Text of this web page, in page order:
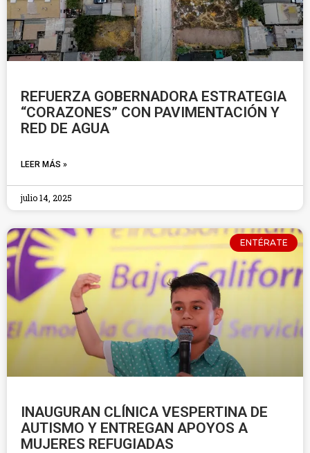
REFUERZA GOBERNADORA ESTRATEGIA
“CORAZONES” CON PAVIMENTACIÓN Y
RED DE AGUA
LEER MÁS »
julio 14, 2025
ENTÉRATE
INAUGURAN CLÍNICA VESPERTINA DE
AUTISMO Y ENTREGAN APOYOS A
MUJERES REFUGIADAS